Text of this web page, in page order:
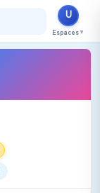
U
Espaces ▼